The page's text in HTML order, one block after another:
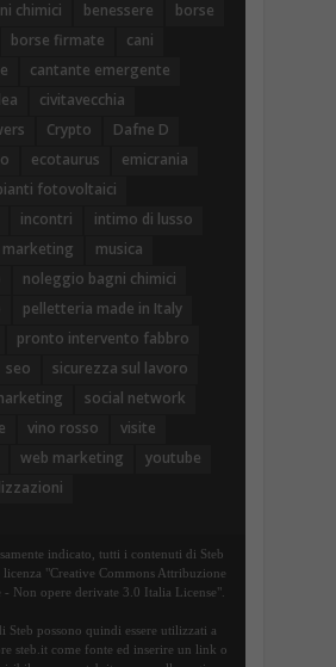
chimici benessere
borse
borse firmate
cani
cantante emergente
civitavecchia
Crypto
Dafne D
ecotaurus
emicrania
fotovoltaici
incontri
intimo di lusso
marketing
musica
noleggio bagni chimici
pelletteria made in Italy
pronto intervento fabbro
seo
sicurezza sul lavoro
social network
vino rosso
visite
web marketing
youtube
indicato, tutti i contenuti di Steb
"Creative Commons Attribuzione
Non opere derivate 3.0 Italia License".
Steb possono quindi essere utilizzati a
steb.it come fonte ed inserire un link o